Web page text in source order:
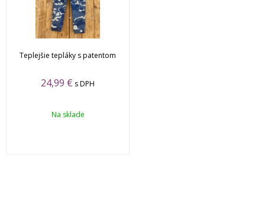
Teplejšie tepláky s patentom
24,99 € s DPH
Na sklade